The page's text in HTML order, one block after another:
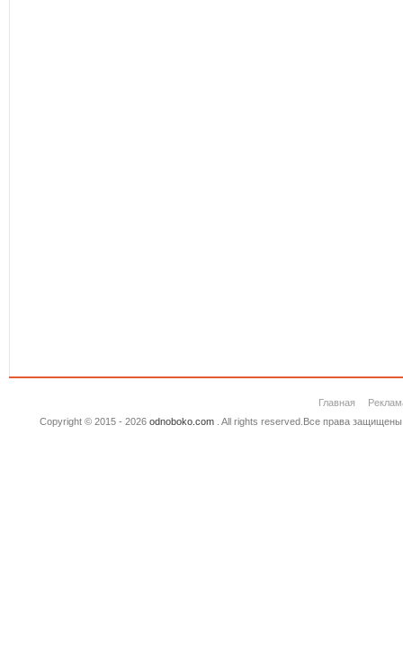
Главная
Copyright © 2015 - 2026 odnoboko.com. All rights reserved.Все права защищены.